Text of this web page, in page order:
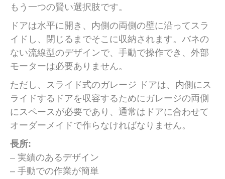
もう一つの賢い選択肢です。
ドアは水平に開き、内側の両側の壁に沿ってスラ
イドし、閉じるまでそこに収納されます。バネの
ない流線型のデザインで、手動で操作でき、外部
モーターは必要ありません。
ただし、スライド式のガレージ ドアは、内側にス
ライドするドアを収容するためにガレージの両側
にスペースが必要であり、通常はドアに合わせて
オーダーメイドで作らなければなりません。
長所:
– 実績のあるデザイン
– 手動での作業が簡単